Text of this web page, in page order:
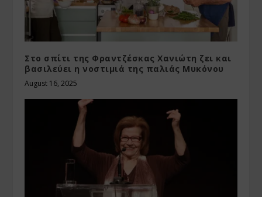
Στο σπίτι της Φραντζέσκας Χανιώτη ζει και
βασιλεύει η νοστιμιά της παλιάς Μυκόνου
August 16, 2025